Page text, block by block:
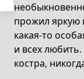
прожил яркую
какая-то
и всех любить.
костра,